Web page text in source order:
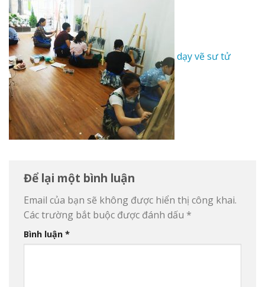
dạy vẽ sư tử
Để lại một bình luận
Email của bạn sẽ không được hiển thị công khai.
Các trường bắt buộc được đánh dấu *
Bình luận *